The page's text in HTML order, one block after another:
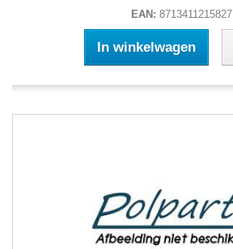
EAN: 8713411215827
In winkelwagen